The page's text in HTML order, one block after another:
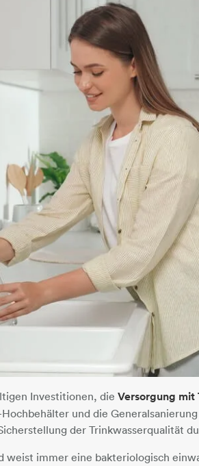
Investitionen, dieVersorgung mit
und die
der Trinkwasserqualität
weist immer eine bakteriologisch